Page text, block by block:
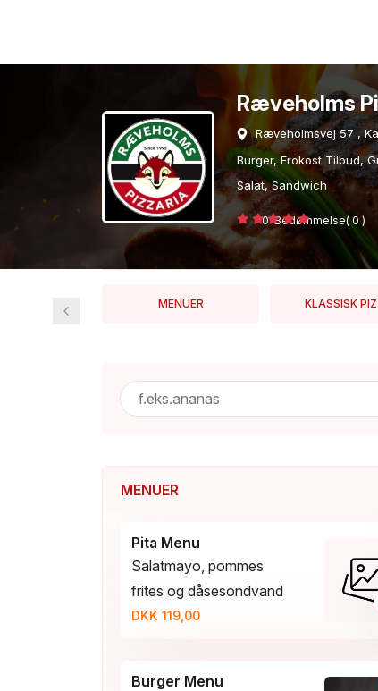
Ræveholms
Ræveholmsvej 57 ,
Burger, Frokost Tilbud,
Salat, Sandwich
0 Bedømmelse( 0 )
MENUER KLASSISK
MENUER
Pita Menu
Salatmayo, pommes
frites og dåsesondvand
DKK 119,00
Burger Menu